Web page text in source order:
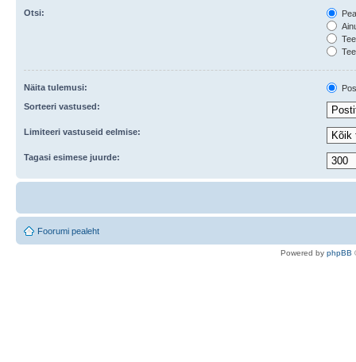
Otsi:
Näita tulemusi:
Sorteeri vastused:
Limiteeri vastuseid eelmise:
Tagasi esimese juurde:
Foorumi pealeht
Powered by phpBB